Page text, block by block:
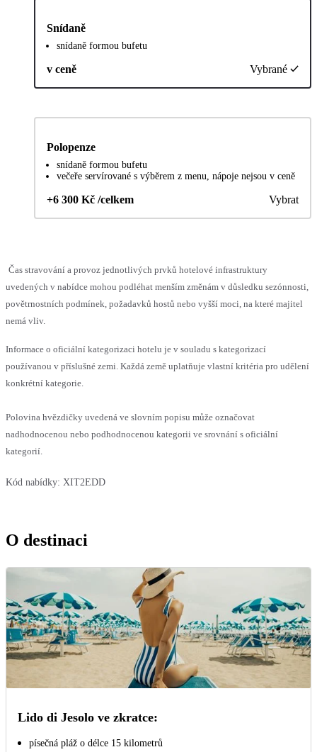
Snídaně
snídaně formou bufetu
v ceně Vybrané
Polopenze
snídaně formou bufetu
večeře servírované s výběrem z menu, nápoje nejsou v ceně
+6 300 Kč /celkem Vybrat
Čas stravování a provoz jednotlivých prvků hotelové infrastruktury
uvedených v nabídce mohou podléhat menším změnám v důsledku sezónnosti,
povětrnostních podmínek, požadavků hostů nebo vyšší moci, na které majitel
nemá vliv.
Informace o oficiální kategorizaci hotelu je v souladu s kategorizací
používanou v příslušné zemi. Každá země uplatňuje vlastní kritéria pro udělení
konkrétní kategorie.
Polovina hvězdičky uvedená ve slovním popisu může označovat
nadhodnocenou nebo podhodnocenou kategorii ve srovnání s oficiální
kategorií.
Kód nabídky: XIT2EDD
O destinaci
Lido di Jesolo ve zkratce:
písečná pláž o délce 15 kilometrů